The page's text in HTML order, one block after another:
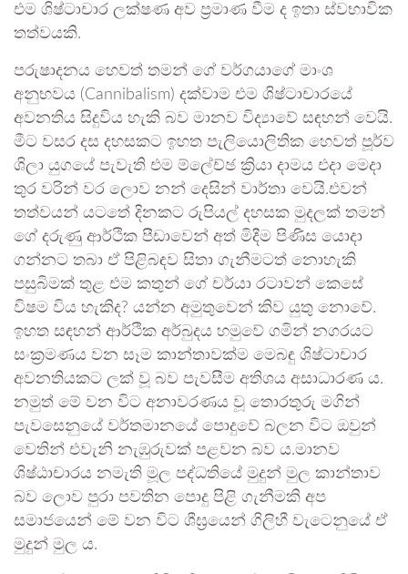
එම ශිෂ්ටාචාර ලක්ෂණ අව ප්‍රමාණ වීම ද ඉතා ස්වභාවික
තත්වයකි.
පරුෂාදනය හෙවත් තමන් ගේ වර්ගයාගේ මාංශ
අනුභවය (Cannibalism) දක්වාම එම ශිෂ්ටාචාරයේ
අවනතිය සිදුවිය හැකි බව මානව විද්‍යාවේ සඳහන් වෙයි.
මීට වසර දස දහසකට ඉහත පැලියොලිතික හෙවත් පූර්ව
ශිලා යුගයේ පැවැති එම ම්ලේච්ඡ ක්‍රියා දාමය එදා මෙදා
තුර වරින් වර ලොව නන් දෙසින් වාර්තා වෙයි.එවන්
තත්වයන් යටතේ දිනකට රුපියල් දහසක මුදලක් තමන්
ගේ දරුණු ආර්ථික පීඩාවෙන් අත් මිදීම පිණිස යොදා
ගන්නට තබා ඒ පිළිබඳව සිතා ගැනීමටත් නොහැකි
පසුබිමක් තුළ එම කතුන් ගේ චර්යා රටාවන් කෙසේ
විෂම විය හැකිද? යන්න අමුතුවෙන් කිව යුතු නොවේ.
ඉහත සඳහන් ආර්ථික අර්බුදය හමුවේ ගමින් නගරයට
සංක්‍රමණය වන සෑම කාන්තාවක්ම මෙබඳු ශිෂ්ටාචාර
අවනතියකට ලක් වූ බව පැවසීම අතිශය අසාධාරණ ය.
නමුත් මේ වන විට අනාවරණය වූ තොරතුරු මගින්
පැවසෙනුයේ වර්තමානයේ පොදුවේ බලන විට ඔවුන්
වෙතින් එවැනි නැඹුරුවක් පළවන බව ය.මානව
ශිෂ්ඨාචාරය නමැති මූල පද්ධතියේ මුදුන් මුල කාන්තාව
බව ලොව පුරා පවතින පොදු පිළි ගැනීමකි අප
සමාජයෙන් මේ වන විට ශීඝ්‍රයෙන් ගිලිහී වැටෙනුයේ ඒ
මුදුන් මුල ය.